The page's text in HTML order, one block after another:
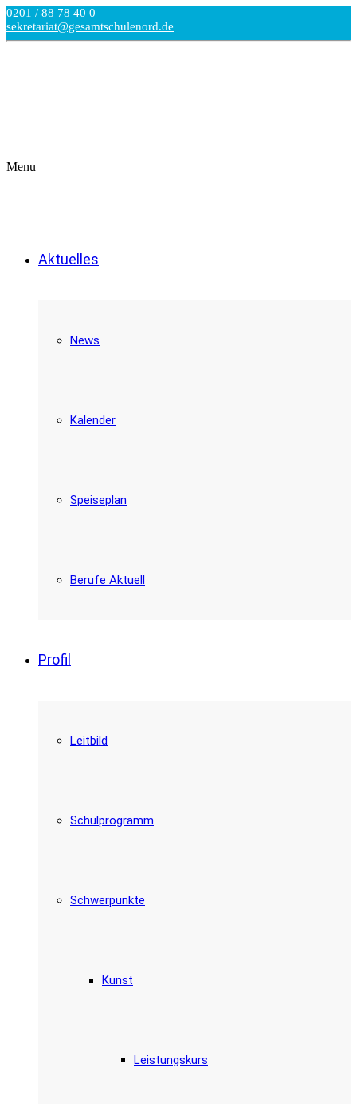
0201 / 88 78 40 0
sekretariat@gesamtschulenord.de
Menu
Aktuelles
News
Kalender
Speiseplan
Berufe Aktuell
Profil
Leitbild
Schulprogramm
Schwerpunkte
Kunst
Leistungskurs